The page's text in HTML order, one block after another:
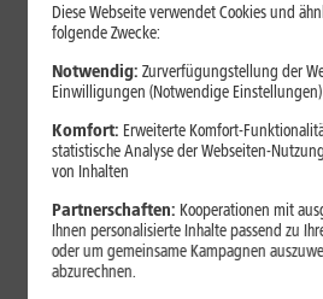
Datenvolumen
Tipps für Dein
Videos, Social Media, Cloud-Backups
Dein mobiles Datenvolumen schnell
Verbrauch begrenzen.
Mehr erfahren
Diese Webseite verwendet Cookies und
folgende Zwecke:
Notwendig: Zurverfügungstellung der
Einwilligungen (Notwendige Einstellungen)
Komfort: Erweiterte Komfort-
statistische Analyse der Webseiten-
von Inhalten
Partnerschaften: Kooperationen mit
Ihnen personalisierte Inhalte passend zu
oder um gemeinsame Kampagnen
abzurechnen.